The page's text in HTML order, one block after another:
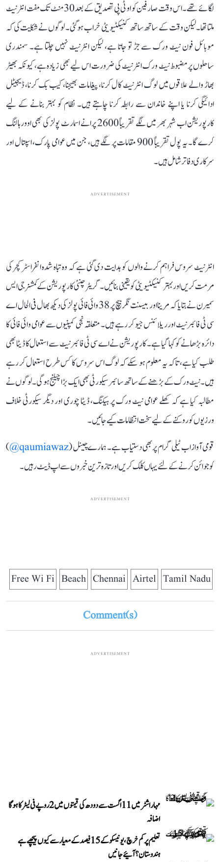
لگائے تھے۔ اس وقت صارفین کو او ٹی پی تصدیق کے بعد 30 منٹ تک مفت انٹرنیٹ
ملتا تھا۔ لیکن وقت کے ساتھ ساتھ کنیکٹیویٹی خراب ہو گئی۔ لوگوں نے شکایت کی کہ
موبائل فون نیٹ ورک سے جڑ تو جاتا ہے، لیکن انٹرنیٹ نہیں چلتا ہے۔ سمندری
ساحلوں پر مضبوط نیٹ ورک انٹرنیٹ کی ضرورت اس لیے بھی زیادہ ہے، کیونکہ بھیڑ
بھاڑ والے علاقوں میں لوگ انٹرنیٹ کال کرنا، پیغامات بھیجنا، کیب بک کرنا، ڈیجیٹل
ادائیگی کرنا یا اپنے خاندان سے رابطہ کرنا چاہتے ہیں۔ نظام کو بہتر بنانے کے لیے
کارپوریشن اب شہر بھر میں لگے تقریباً 2600 پرانے اسمارٹ پولز کی بھی اوورہالنگ
کرے گا۔ یہ پول تقریباً 900 مقامات پر لگے ہیں، جن میں عوامی پارک، اسپتال اور
سرکاری دفاتر شامل ہیں۔
ADVERTISEMENT
انٹرنیٹ سروس فراہم کرنے والوں کو ہدایت دی گئی ہے کہ وہ تباہ شدہ انفراسٹرکچر کی
مرمت کریں اور بہتر کنیکٹیویٹی کو یقینی بنائیں۔ گریٹر چنئی کارپوریشن کے کمشنر جی ایس
سمیرن نے بتایا کہ مرینا اور بیسنت نگر بیچ پر 38 وائی فائی پولز کی دیکھ بھال فی الحال اے
سی ٹی فائبرنیٹ اور ریلائنس جیو کر رہے ہیں۔ متعلقہ نجی کمپنیوں سے عوامی وائی فائی کا
دائرہ بڑھانے کو کہا گیا ہے۔ کارپوریشن نے اے سی ٹی فائبرنیٹ سے استعمال کا ڈیٹا بھی
طلب کیا ہے، تاکہ یہ معلوم ہو سکے کہ لوگ اس سروس کا کس طرح استعمال کر رہے
ہیں۔ نیٹ ورک کے بڑھنے کے ساتھ سائبر سیکورٹی بھی ایک بڑا چیلنج ہوگی۔ لوگوں نے
مطالبہ کیا ہے کہ کھلے عوامی نیٹ ورک پر ہیکنگ، ڈیٹا چوری اور دیگر سیکورٹی خلاف
ورزیوں کو روکنے کے لیے سخت انتظامات کیے جائیں۔
قومی آواز اب ٹیلی گرام پر بھی دستیاب ہے۔ ہمارے چینل (qaumiawaz@
)
کو جوائن کرنے کے لئے یہاں کلک کریں اور تازہ ترین خبروں سے اپ ڈیٹ رہیں۔
ADVERTISEMENT
Tamil Nadu
Airtel
Chennai
Beach
Free Wi Fi
Comment(s)
ADVERTISEMENT
مہاراشٹر میں 11 اگست سے دودھ کی قیمتوں میں 2 روپے فی لیٹر کا ہوگا
اضافہ
تعلیم پر کم خرچ، یونیسکو کے 15 فیصد کے معیار سے کیوں پیچھے ہے
ہندوستان؟ آئیے جانیں